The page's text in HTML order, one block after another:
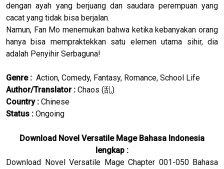
dengan ayah yang berjuang dan saudara perempuan yang
cacat yang tidak bisa berjalan.
Namun, Fan Mo menemukan bahwa ketika kebanyakan orang
hanya bisa mempraktekkan satu elemen utama sihir, dia
adalah Penyihir Serbaguna!
Genre : Action, Comedy, Fantasy, Romance, School Life
Author/Translator : Chaos (乱)
Country : Chinese
Status : Ongoing
Download Novel Versatile Mage Bahasa Indonesia
lengkap :
Download Novel Versatile Mage Chapter 001-050 Bahasa